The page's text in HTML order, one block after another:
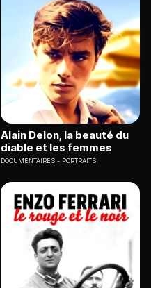
Alain Delon, la beauté du
diable et les femmes
DOCUMENTAIRES PORTRAITS